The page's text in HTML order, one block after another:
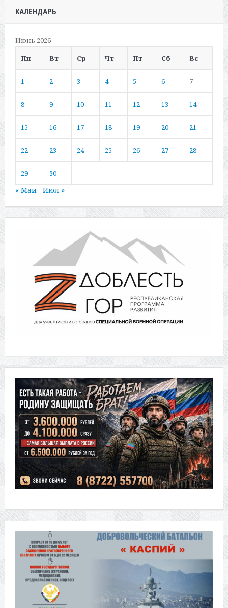
КАЛЕНДАРЬ
Июнь 2026
Пн
Вт Ср Чт Пт Сб Вс
1 2 3 4 5 6 7
8 9 10 11 12 13 14
15 16 17 18 19 20 21
22 23 24 25 26 27 28
29 30
« Май Июл »